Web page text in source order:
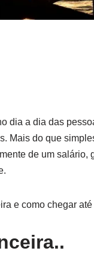
dia a dia das
Mais do que
de um salário,
e como chegar